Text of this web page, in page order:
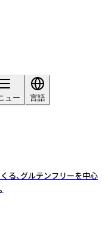
ュー
言語
る、グルテンフリーを中心